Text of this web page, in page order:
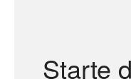
Starte